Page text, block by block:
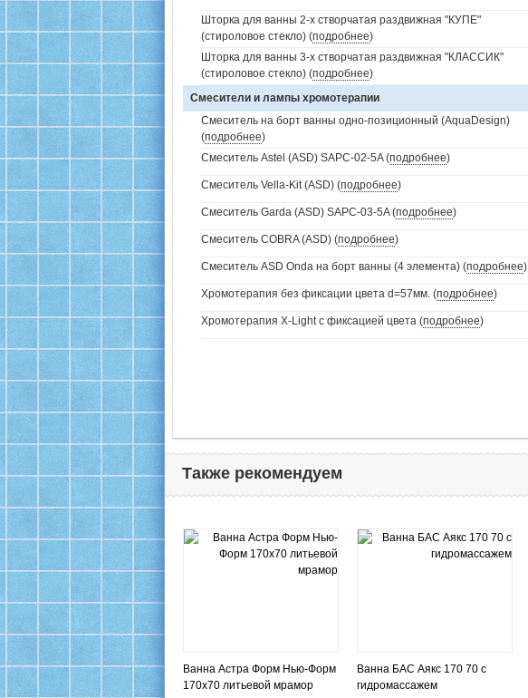
Шторка для ванны 2-х створчатая раздвижная "КУПЕ"
(стироловое стекло) (подробнее)
Шторка для ванны 3-х створчатая раздвижная "КЛАССИК"
(стироловое стекло) (подробнее)
Смесители и лампы хромотерапии
Смеситель на борт ванны одно-позиционный (AquaDesign)
(подробнее)
Смеситель Astel (ASD) SAPC-02-5A (подробнее)
Смеситель Vella-Kit (ASD) (подробнее)
Смеситель Garda (ASD) SAPC-03-5A (подробнее)
Смеситель COBRA (ASD) (подробнее)
Смеситель ASD Onda на борт ванны (4 элемента) (подробнее)
Хромотерапия без фиксации цвета d=57мм. (подробнее)
Хромотерапия X-Light с фиксацией цвета (подробнее)
Также рекомендуем
Ванна Астра Форм Нью-Форм
170х70 литьевой мрамор
Ванна БАС Аякс 170 70 с
гидромассажем